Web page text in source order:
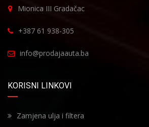
Mionica III Gradačac
+387 61 938-305
info@prodajaauta.ba
KORISNI LINKOVI
Zamjena ulja i filtera